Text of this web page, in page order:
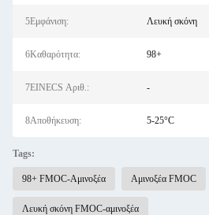
5Εμφάνιση: Λευκή σκόνη
6Καθαρότητα: 98+
7EINECS Αριθ.: -
8Αποθήκευση: 5-25°C
Tags:
98+ FMOC-Αμινοξέα Αμινοξέα FMOC
Λευκή σκόνη FMOC-αμινοξέα